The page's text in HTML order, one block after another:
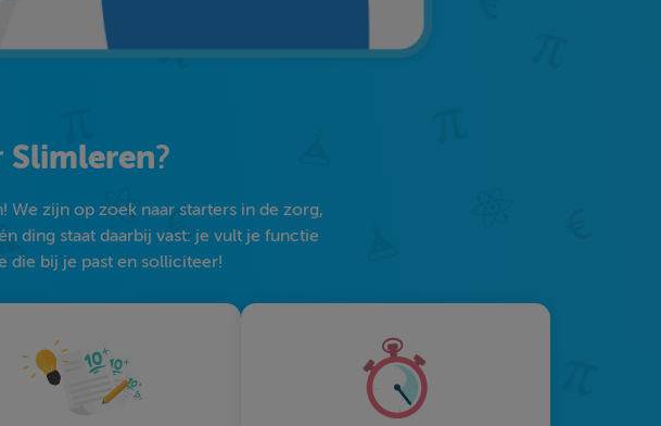
Slimleren?
zijn op zoek naar starters in de zorg,
ding staat daarbij vast: je vult je functie
die bij je past en solliciteer!